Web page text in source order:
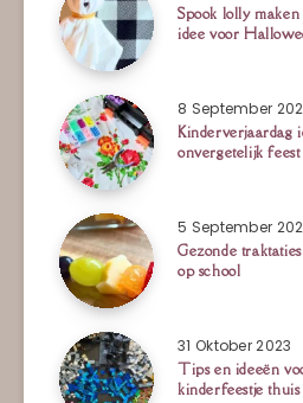
Spook lolly
idee voor
8 September
Kinderverjaardag
onvergetelijk feest
5 September
Gezonde
op school
31 Oktober 2023
Tips en ideeën
kinderfeestje thuis